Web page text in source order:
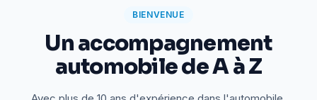
BIENVENUE
Un accompagnement
automobile de A à Z